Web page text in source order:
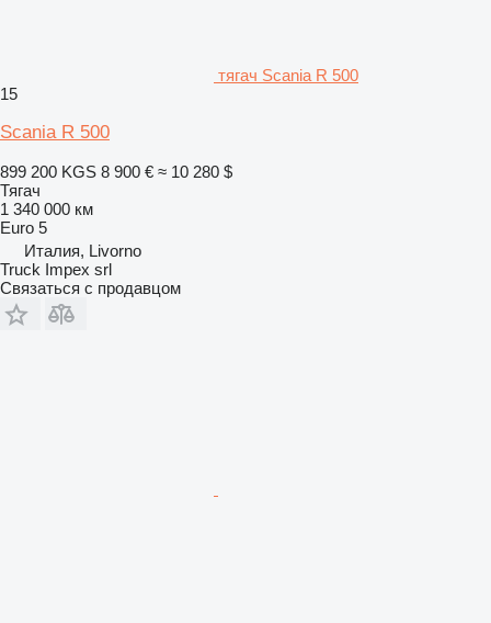
тягач Scania R 500
15
Scania R 500
899 200 KGS 8 900 € ≈ 10 280 $
Тягач
1 340 000 км
Euro 5
Италия, Livorno
Truck Impex srl
Связаться с продавцом